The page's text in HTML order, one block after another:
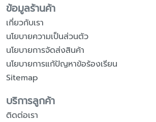
ข้อมูลร้านค้า
เกี่ยวกับเรา
นโยบายความเป็นส่วนตัว
นโยบายการจัดส่งสินค้า
นโยบายการแก้ปัญหาข้อร้องเรียน
Sitemap
บริการลูกค้า
ติดต่อเรา